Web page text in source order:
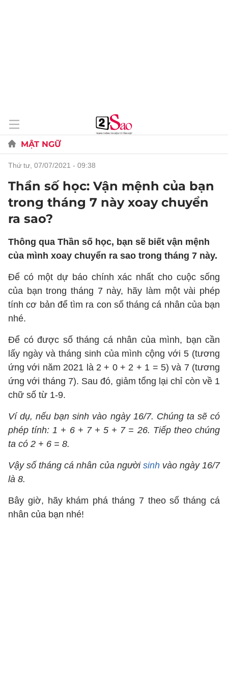
MẬT NGỮ
thứ tư, 07/07/2021 - 09:38
Thần số học: Vận mệnh của bạn
trong tháng 7 này xoay chuyển
ra sao?
Thông qua Thần số học, bạn sẽ biết vận mệnh
của mình xoay chuyển ra sao trong tháng 7 này.
Để có một dự báo chính xác nhất cho cuộc sống
của bạn trong tháng 7 này, hãy làm một vài phép
tính cơ bản để tìm ra con số tháng cá nhân của bạn
nhé.
Để có được số tháng cá nhân của mình, bạn cần
lấy ngày và tháng sinh của mình cộng với 5 (tương
ứng với năm 2021 là 2 + 0 + 2 + 1 = 5) và 7 (tương
ứng với tháng 7). Sau đó, giảm tổng lại chỉ còn về 1
chữ số từ 1-9.
Ví dụ, nếu bạn sinh vào ngày 16/7. Chúng ta sẽ có
phép tính: 1 + 6 + 7 + 5 + 7 = 26. Tiếp theo chúng
ta có 2 + 6 = 8.
Vậy số tháng cá nhân của người sinhvào ngày 16/7
là 8.
Bây giờ, hãy khám phá tháng 7 theo số tháng cá
nhân của bạn nhé!